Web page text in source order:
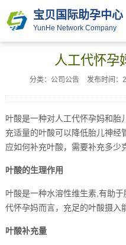
宝贝国际助孕中心
YunHe Network Company
人工代怀孕
分类：公司公告 发布时间：
叶酸是一种对人工代怀孕妈和胎
充适量的叶酸可以降低胎儿神经
应如何补充叶酸，需要补充多少
叶酸的生理作用
叶酸是一种水溶性维生素,有助
代怀孕妈而言，充足的叶酸摄入
叶酸补充量